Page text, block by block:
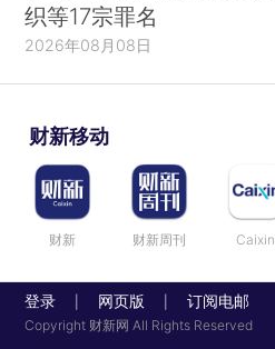
织等17宗罪名
2026年08月08日
财新移动
财新 财新周刊 Caixin
登录 网页版 订阅电邮
Copyright 财新网 All Rights Reserved